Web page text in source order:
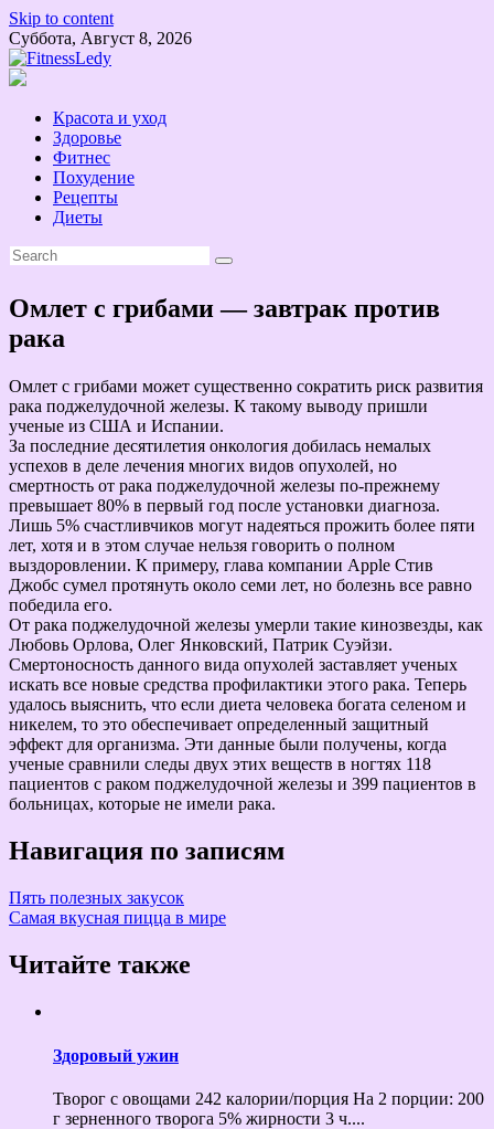
Skip to content
Суббота, Август 8, 2026
Красота и уход
Здоровье
Фитнес
Похудение
Рецепты
Диеты
Омлет с грибами — завтрак против
рака
Омлет с грибами может существенно сократить риск развития
рака поджелудочной железы. К такому выводу пришли
ученые из США и Испании.
За последние десятилетия онкология добилась немалых
успехов в деле лечения многих видов опухолей, но
смертность от рака поджелудочной железы по-прежнему
превышает 80% в первый год после установки диагноза.
Лишь 5% счастливчиков могут надеяться прожить более пяти
лет, хотя и в этом случае нельзя говорить о полном
выздоровлении. К примеру, глава компании Apple Стив
Джобс сумел протянуть около семи лет, но болезнь все равно
победила его.
От рака поджелудочной железы умерли такие кинозвезды, как
Любовь Орлова, Олег Янковский, Патрик Суэйзи.
Смертоносность данного вида опухолей заставляет ученых
искать все новые средства профилактики этого рака. Теперь
удалось выяснить, что если диета человека богата селеном и
никелем, то это обеспечивает определенный защитный
эффект для организма. Эти данные были получены, когда
ученые сравнили следы двух этих веществ в ногтях 118
пациентов с раком поджелудочной железы и 399 пациентов в
больницах, которые не имели рака.
Навигация по записям
Пять полезных закусок
Самая вкусная пицца в мире
Читайте также
Здоровый ужин
Творог с овощами 242 калории/порция На 2 порции: 200
г зерненного творога 5% жирности 3 ч....